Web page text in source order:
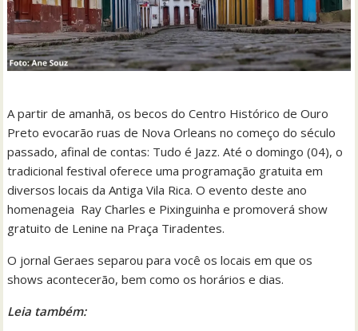
A partir de amanhã, os becos do Centro Histórico de Ouro
Preto evocarão ruas de Nova Orleans no começo do século
passado, afinal de contas: Tudo é Jazz. Até o domingo (04), o
tradicional festival oferece uma programação gratuita em
diversos locais da Antiga Vila Rica. O evento deste ano
homenageia Ray Charles e Pixinguinha e promoverá show
gratuito de Lenine na Praça Tiradentes.
O jornal Geraes separou para você os locais em que os
shows acontecerão, bem como os horários e dias.
Leia também: